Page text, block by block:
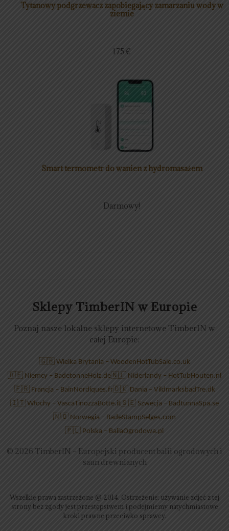
Tytanowy podgrzewacz zapobiegający zamarzaniu wody w
ziemie
175 €
Smart termometr do wanien z hydromasażem
Darmowy!
Sklepy TimberIN w Europie
Poznaj nasze lokalne sklepy internetowe TimberIN w
całej Europie:
🇬🇧 Wielka Brytania – WoodenHotTubSale.co.uk
🇩🇪 Niemcy – BadetonneHolz.de🇳🇱 Niderlandy – HotTubHouten.nl
🇫🇷 Francja – BainNordiques.fr🇩🇰 Dania – VildmarksbadTre.dk
🇮🇹 Włochy – VascaTinozzaBotte.it🇸🇪 Szwecja – BadtunnaSpa.se
🇳🇴 Norwegia – BadeStampSelges.com
🇵🇱 Polska – BaliaOgrodowa.pl
© 2026 TimberIN – Europejski producent balii ogrodowych i
saun drewnianych
Wszelkie prawa zastrzeżone @ 2014. Ostrzeżenie: używanie zdjęć z tej
strony bez zgody jest przestępstwem i podejmiemy natychmiastowe
kroki prawne przeciwko sprawcy.